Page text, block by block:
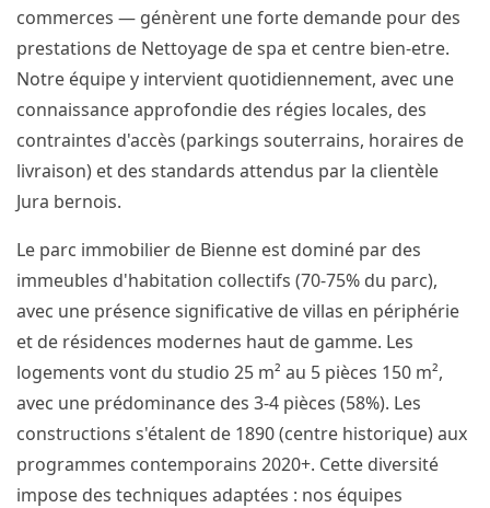
commerces — génèrent une forte demande pour des
prestations de Nettoyage de spa et centre bien-etre.
Notre équipe y intervient quotidiennement, avec une
connaissance approfondie des régies locales, des
contraintes d'accès (parkings souterrains, horaires de
livraison) et des standards attendus par la clientèle
Jura bernois.
Le parc immobilier de Bienne est dominé par des
immeubles d'habitation collectifs (70-75% du parc),
avec une présence significative de villas en périphérie
et de résidences modernes haut de gamme. Les
logements vont du studio 25 m² au 5 pièces 150 m²,
avec une prédominance des 3-4 pièces (58%). Les
constructions s'étalent de 1890 (centre historique) aux
programmes contemporains 2020+. Cette diversité
impose des techniques adaptées : nos équipes